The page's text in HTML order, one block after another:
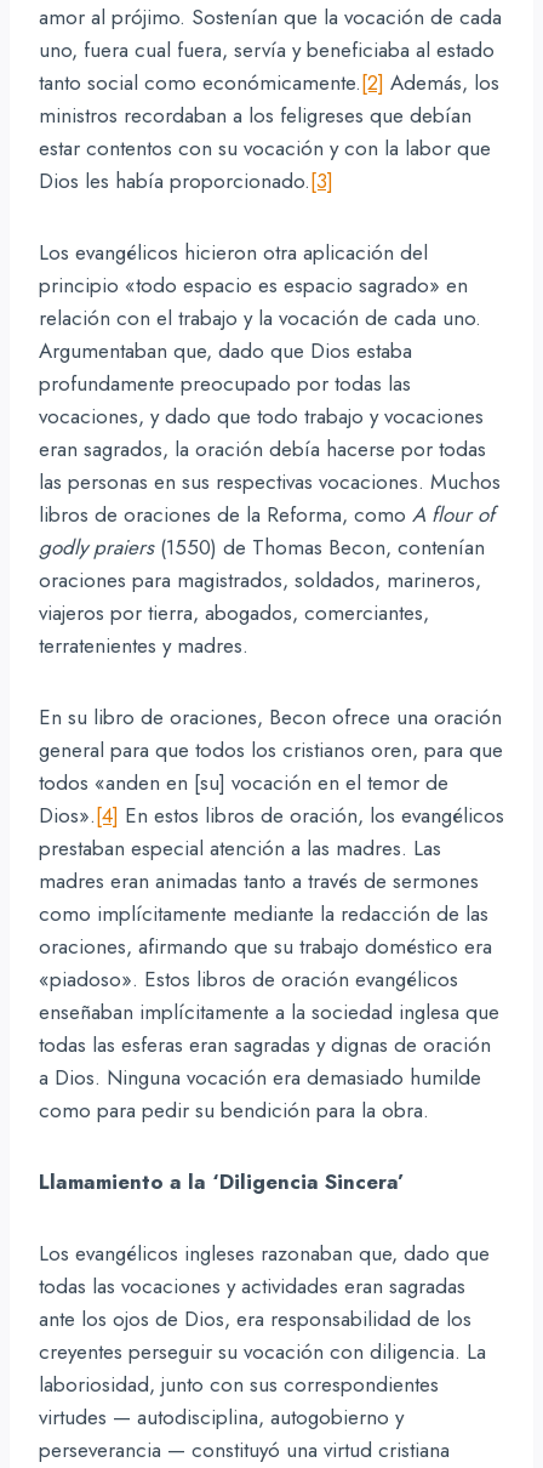
amor al prójimo. Sostenían que la vocación de cada
uno, fuera cual fuera, servía y beneficiaba al estado
tanto social como económicamente.[2] Además, los
ministros recordaban a los feligreses que debían
estar contentos con su vocación y con la labor que
Dios les había proporcionado.[3]
Los evangélicos hicieron otra aplicación del
principio «todo espacio es espacio sagrado» en
relación con el trabajo y la vocación de cada uno.
Argumentaban que, dado que Dios estaba
profundamente preocupado por todas las
vocaciones, y dado que todo trabajo y vocaciones
eran sagrados, la oración debía hacerse por todas
las personas en sus respectivas vocaciones. Muchos
libros de oraciones de la Reforma, como A flour of
godly praiers(1550) de Thomas Becon, contenían
oraciones para magistrados, soldados, marineros,
viajeros por tierra, abogados, comerciantes,
terratenientes y madres.
En su libro de oraciones, Becon ofrece una oración
general para que todos los cristianos oren, para que
todos «anden en [su] vocación en el temor de
Dios».[4] En estos libros de oración, los evangélicos
prestaban especial atención a las madres. Las
madres eran animadas tanto a través de sermones
como implícitamente mediante la redacción de las
oraciones, afirmando que su trabajo doméstico era
«piadoso». Estos libros de oración evangélicos
enseñaban implícitamente a la sociedad inglesa que
todas las esferas eran sagradas y dignas de oración
a Dios. Ninguna vocación era demasiado humilde
como para pedir su bendición para la obra.
Llamamiento a la ‘Diligencia Sincera’
Los evangélicos ingleses razonaban que, dado que
todas las vocaciones y actividades eran sagradas
ante los ojos de Dios, era responsabilidad de los
creyentes perseguir su vocación con diligencia. La
laboriosidad, junto con sus correspondientes
virtudes — autodisciplina, autogobierno y
perseverancia — constituyó una virtud cristiana